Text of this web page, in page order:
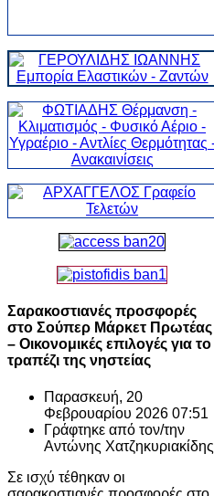
Σαρακοστιανές προσφορές
στο Σούπερ Μάρκετ Πρωτέας
– Οικονομικές επιλογές για το
τραπέζι της νηστείας
Παρασκευή, 20
Φεβρουαρίου 2026 07:51
Γράφτηκε από τον/την
Αντώνης Χατζηκυριακίδης
Σε ισχύ τέθηκαν οι